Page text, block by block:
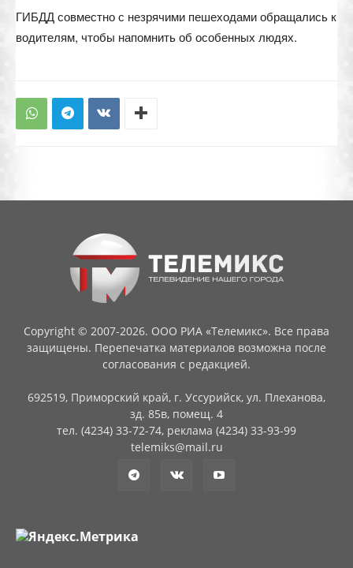
ГИБДД совместно с незрячими пешеходами обращались к
водителям, чтобы напомнить об особенных людях.
Copyright © 2007-2026. ООО РИА «Телемикс». Все права
защищены. Перепечатка материалов возможна после
согласования с редакцией.
692519, Приморский край, г. Уссурийск, ул. Плеханова,
зд. 85в, помещ. 4
тел. (4234) 33-72-74, реклама (4234) 33-93-99
telemiks@mail.ru